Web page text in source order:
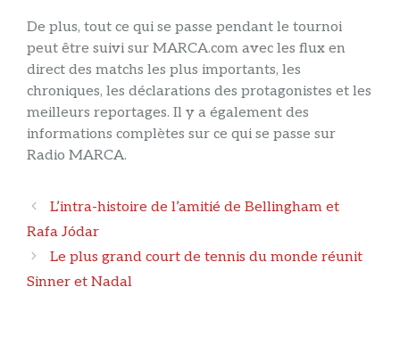
De plus, tout ce qui se passe pendant le tournoi
peut être suivi sur MARCA.com avec les flux en
direct des matchs les plus importants, les
chroniques, les déclarations des protagonistes et les
meilleurs reportages. Il y a également des
informations complètes sur ce qui se passe sur
Radio MARCA.
Navigation
des
L’intra-histoire de l’amitié de Bellingham et
Rafa Jódar
Le plus grand court de tennis du monde réunit
Sinner et Nadal